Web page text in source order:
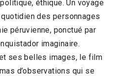
Bentz
France
éthique. Un voyage
des personnages
péruvienne, ponctué par
imaginaire.
ses belles images, le film
d’observations qui se